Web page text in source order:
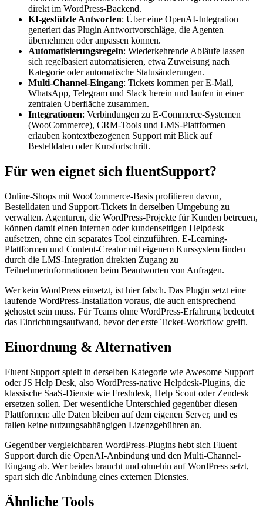
direkt im WordPress-Backend.
KI-gestützte Antworten: Über eine OpenAI-Integration
generiert das Plugin Antwortvorschläge, die Agenten
übernehmen oder anpassen können.
Automatisierungsregeln: Wiederkehrende Abläufe lassen
sich regelbasiert automatisieren, etwa Zuweisung nach
Kategorie oder automatische Statusänderungen.
Multi-Channel-Eingang: Tickets kommen per E-Mail,
WhatsApp, Telegram und Slack herein und laufen in einer
zentralen Oberfläche zusammen.
Integrationen: Verbindungen zu E-Commerce-Systemen
(WooCommerce), CRM-Tools und LMS-Plattformen
erlauben kontextbezogenen Support mit Blick auf
Bestelldaten oder Kursfortschritt.
Für wen eignet sich fluentSupport?
Online-Shops mit WooCommerce-Basis profitieren davon,
Bestelldaten und Support-Tickets in derselben Umgebung zu
verwalten. Agenturen, die WordPress-Projekte für Kunden betreuen,
können damit einen internen oder kundenseitigen Helpdesk
aufsetzen, ohne ein separates Tool einzuführen. E-Learning-
Plattformen und Content-Creator mit eigenem Kurssystem finden
durch die LMS-Integration direkten Zugang zu
Teilnehmerinformationen beim Beantworten von Anfragen.
Wer kein WordPress einsetzt, ist hier falsch. Das Plugin setzt eine
laufende WordPress-Installation voraus, die auch entsprechend
gehostet sein muss. Für Teams ohne WordPress-Erfahrung bedeutet
das Einrichtungsaufwand, bevor der erste Ticket-Workflow greift.
Einordnung & Alternativen
Fluent Support spielt in derselben Kategorie wie Awesome Support
oder JS Help Desk, also WordPress-native Helpdesk-Plugins, die
klassische SaaS-Dienste wie Freshdesk, Help Scout oder Zendesk
ersetzen sollen. Der wesentliche Unterschied gegenüber diesen
Plattformen: alle Daten bleiben auf dem eigenen Server, und es
fallen keine nutzungsabhängigen Lizenzgebühren an.
Gegenüber vergleichbaren WordPress-Plugins hebt sich Fluent
Support durch die OpenAI-Anbindung und den Multi-Channel-
Eingang ab. Wer beides braucht und ohnehin auf WordPress setzt,
spart sich die Anbindung eines externen Dienstes.
Ähnliche Tools